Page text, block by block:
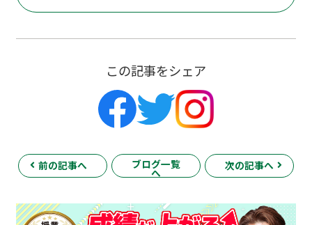
この記事をシェア
前の記事へ ブログ一覧
へ
次の記事へ